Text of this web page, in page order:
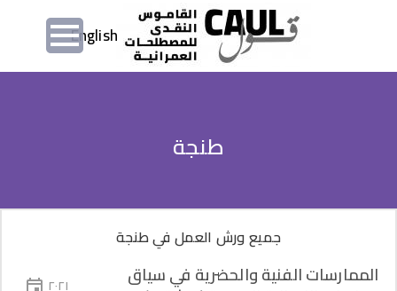
تجاوز إلى المحتوى الرئيسي
English
طنجة
جميع ورش العمل في طنجة
الممارسات الفنية والحضرية في سياق ٢٠٢١